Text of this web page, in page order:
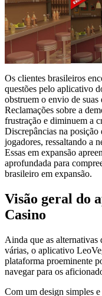
Os clientes brasileiros
questões pelo aplicativo
obstruem o envio de suas
Reclamações sobre a
frustração e diminuem a
Discrepâncias na
jogadores, ressaltando a
Essas em expansão
aprofundada para
brasileiro em expansão.
Visão geral do
Casino
Ainda que as alternativas
várias, o aplicativo
plataforma proeminente
navegar para os
Com um design simples